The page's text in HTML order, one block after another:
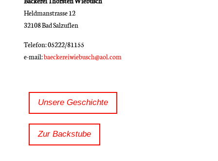
Heldmanstrasse 12
32108 Bad Salzuflen
Telefon: 05222/81155
e-mail:baeckereiwiebusch@aol.com
Unsere Geschichte
Zur Backstube